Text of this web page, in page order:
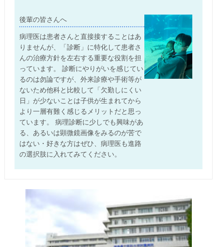
後輩の皆さんへ
病理医は患者さんと直接接することはあ
りませんが、「診断」に特化して患者さ
んの治療方針を左右する重要な役割を担
っています。 診断にやりがいを感じてい
るのは勿論ですが、外来診療や手術等が
ないため他科と比較して「欠勤しにくい
日」が少ないことは子供が生まれてから
より一層有難く感じるメリットだと思っ
ています。 病理診断に少しでも興味があ
る、あるいは顕微鏡画像をみるのが苦で
はない・好きな方はぜひ、病理医も進路
の選択肢に入れてみてください。